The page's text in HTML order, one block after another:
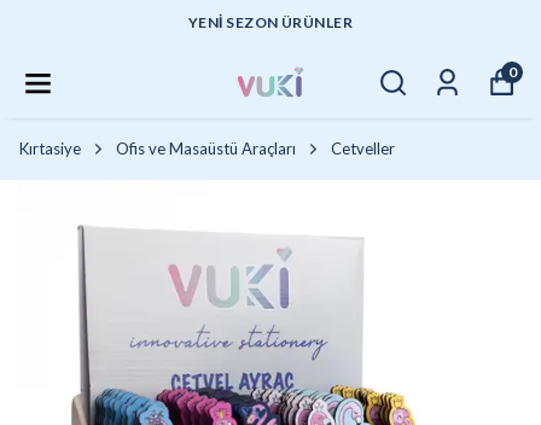
YENI SEZON ÜRÜNLER
0
Kırtasiye Ofis ve Masaüstü Araçları Cetveller